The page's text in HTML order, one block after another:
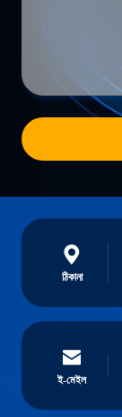
ঠিকানা
ই-মেইল